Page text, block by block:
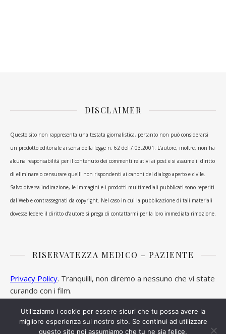
DISCLAIMER
Questo sito non rappresenta una testata giornalistica, pertanto non può considerarsi
un prodotto editoriale ai sensi della legge n. 62 del 7.03.2001. L’autore, inoltre, non ha
alcuna responsabilità per il contenuto dei commenti relativi ai post e si assume il diritto
di eliminare o censurare quelli non rispondenti ai canoni del dialogo aperto e civile.
Salvo diversa indicazione, le immagini e i prodotti multimediali pubblicati sono reperiti
dal Web e contrassegnati da copyright. Nel caso in cui la pubblicazione di tali materiali
dovesse ledere il diritto d’autore si prega di contattarmi per la loro immediata rimozione.
RISERVATEZZA MEDICO – PAZIENTE
Privacy Policy. Tranquilli, non diremo a nessuno che vi state
curando con i film.
Utilizziamo i cookie per essere sicuri che tu possa avere la
migliore esperienza sul nostro sito. Se continui ad utilizzare
questo sito noi assumiamo che tu ne sia felice.